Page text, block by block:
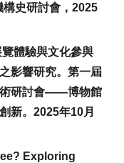
史研討會，2025
體驗與文化參與
影響研究。第一屆
術研討會——博物館
新。2025年10月
Exploring